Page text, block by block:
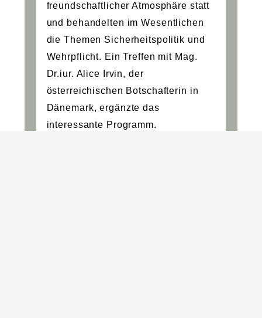
freundschaftlicher Atmosphäre statt
und behandelten im Wesentlichen
die Themen Sicherheitspolitik und
Wehrpflicht. Ein Treffen mit Mag.
Dr.iur. Alice Irvin, der
österreichischen Botschafterin in
Dänemark, ergänzte das
interessante Programm.